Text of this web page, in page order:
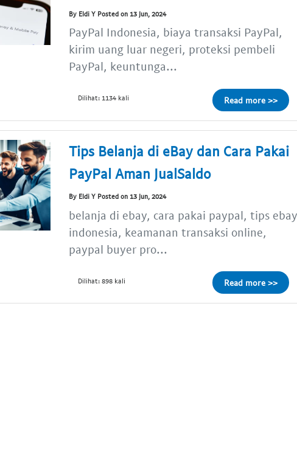
By Eldi Y Posted on 13 Jun, 2024
PayPal Indonesia, biaya transaksi PayPal,
kirim uang luar negeri, proteksi pembeli
PayPal, keuntunga...
Dilihat: 1134 kali Read more >>
Tips Belanja di eBay dan Cara Pakai
PayPal Aman JualSaldo
By Eldi Y Posted on 13 Jun, 2024
belanja di ebay, cara pakai paypal, tips ebay
indonesia, keamanan transaksi online,
paypal buyer pro...
Dilihat: 898 kali Read more >>